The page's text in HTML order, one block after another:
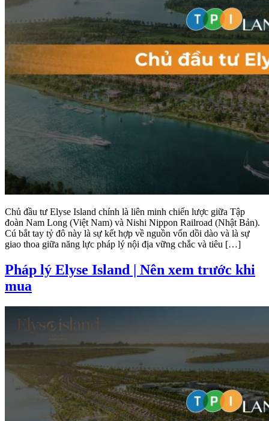
Chủ đầu tư Elyse Island chính là liên minh chiến lược giữa Tập
đoàn Nam Long (Việt Nam) và Nishi Nippon Railroad (Nhật Bản).
Cú bắt tay tỷ đô này là sự kết hợp về nguồn vốn dồi dào và là sự
giao thoa giữa năng lực pháp lý nội địa vững chắc và tiêu […]
Pháp lý Elyse Island | Nên xem trước khi
mua